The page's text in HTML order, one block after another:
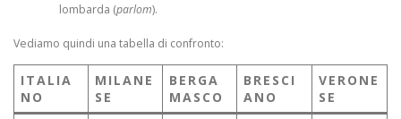
lombarda (parlom).
Vediamo quindi una tabella di confronto:
ITALIA
NO
MILANE
SE
BERGA
MASCO
BRESCI
ANO
VERONE
SE